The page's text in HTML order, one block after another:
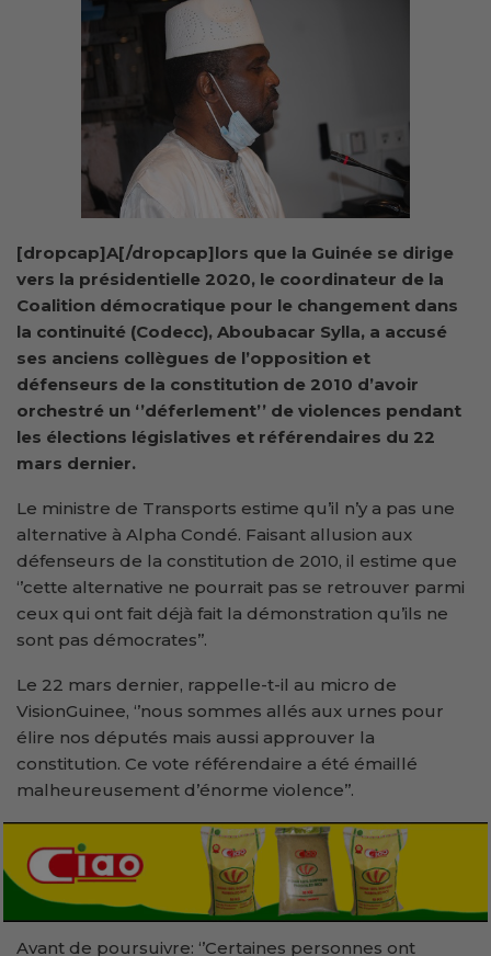
[dropcap]A[/dropcap]lors que la Guinée se dirige
vers la présidentielle 2020, le coordinateur de la
Coalition démocratique pour le changement dans
la continuité (Codecc), Aboubacar Sylla, a accusé
ses anciens collègues de l’opposition et
défenseurs de la constitution de 2010 d’avoir
orchestré un ‘’déferlement’’ de violences pendant
les élections législatives et référendaires du 22
mars dernier.
Le ministre de Transports estime qu’il n’y a pas une
alternative à Alpha Condé. Faisant allusion aux
défenseurs de la constitution de 2010, il estime que
‘’cette alternative ne pourrait pas se retrouver parmi
ceux qui ont fait déjà fait la démonstration qu’ils ne
sont pas démocrates’’.
Le 22 mars dernier, rappelle-t-il au micro de
VisionGuinee, ‘’nous sommes allés aux urnes pour
élire nos députés mais aussi approuver la
constitution. Ce vote référendaire a été émaillé
malheureusement d’énorme violence’’.
Avant de poursuivre: ‘’Certaines personnes ont